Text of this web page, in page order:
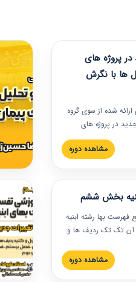
پروژه های
ها با نگرش
شده از سوی گروه
در پروژه های
قراردادی است که
شد. در این
مشاهده دوره
بخش ششم
فهرست بها رشته ابنیه
آن تک تک ردیف ها و
مرتبط با ردیف های
مهندس
مشاهده دوره